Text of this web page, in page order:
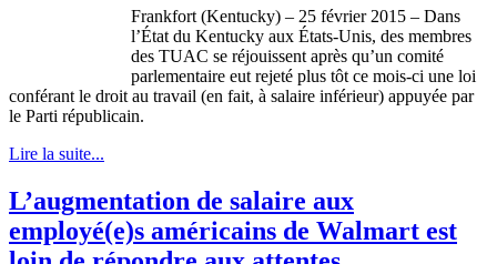
Frankfort (Kentucky) – 25 février 2015 – Dans
l’État du Kentucky aux États-Unis, des membres
des TUAC se réjouissent après qu’un comité
parlementaire eut rejeté plus tôt ce mois-ci une loi
conférant le droit au travail (en fait, à salaire inférieur) appuyée par
le Parti républicain.
Lire la suite...
L’augmentation de salaire aux
employé(e)s américains de Walmart est